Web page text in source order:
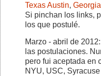
Texas Austin,
Si pinchan los links,
los que postulé.
Marzo - abril de
las postulaciones.
pero fui aceptada en
NYU, USC,